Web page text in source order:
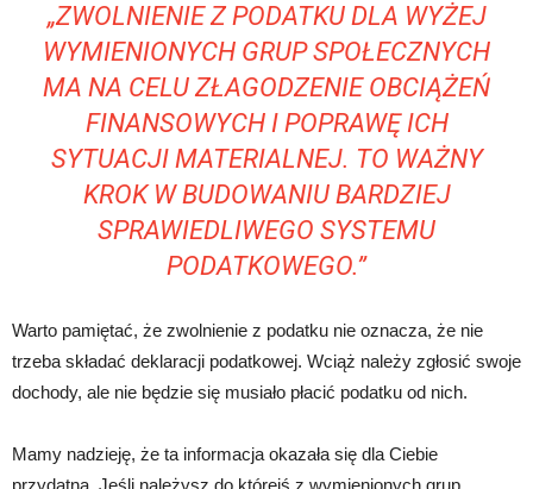
„ZWOLNIENIE Z PODATKU DLA WYŻEJ
WYMIENIONYCH GRUP SPOŁECZNYCH
MA NA CELU ZŁAGODZENIE OBCIĄŻEŃ
FINANSOWYCH I POPRAWĘ ICH
SYTUACJI MATERIALNEJ. TO WAŻNY
KROK W BUDOWANIU BARDZIEJ
SPRAWIEDLIWEGO SYSTEMU
PODATKOWEGO.”
Warto pamiętać, że zwolnienie z podatku nie oznacza, że nie
trzeba składać deklaracji podatkowej. Wciąż należy zgłosić swoje
dochody, ale nie będzie się musiało płacić podatku od nich.
Mamy nadzieję, że ta informacja okazała się dla Ciebie